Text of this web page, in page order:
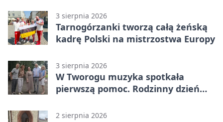
3 sierpnia 2026
Tarnogórzanki tworzą całą żeńską
kadrę Polski na mistrzostwa Europy
3 sierpnia 2026
W Tworogu muzyka spotkała
pierwszą pomoc. Rodzinny dzień
2 sierpnia 2026